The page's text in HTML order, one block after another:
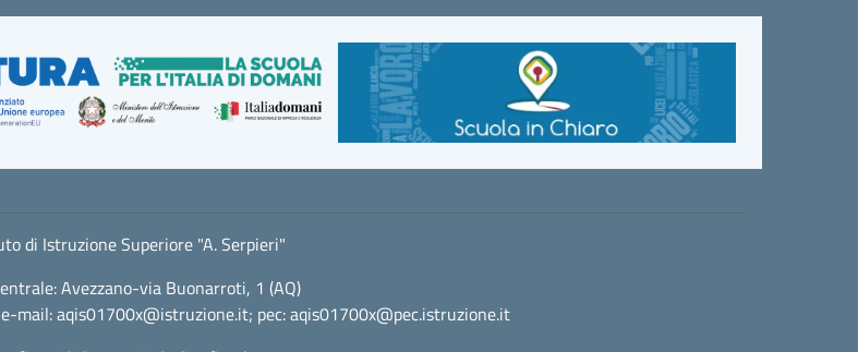
di Istruzione Superiore "A. Serpieri"
Avezzano-via Buonarroti, 1 (AQ)
mail:aqis01700x@istruzione.it; pec:aqis01700x@pec.istruzione.it